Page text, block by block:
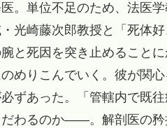
。単位不足のため、法医
光崎藤次郎教授と「死体
と死因を突き止めること
めりこんでいく。彼が関
ずあった。「管轄内で既
わるのか――。解剖医の矜